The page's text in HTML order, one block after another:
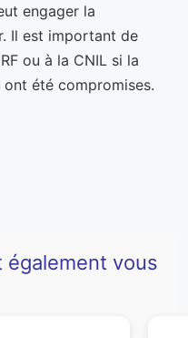
engager la
Il est important de
ou à la CNIL si la
été compromises.
vous